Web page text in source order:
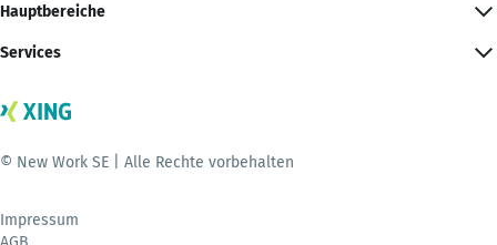
Hauptbereiche
Services
© New Work SE | Alle Rechte vorbehalten
Impressum